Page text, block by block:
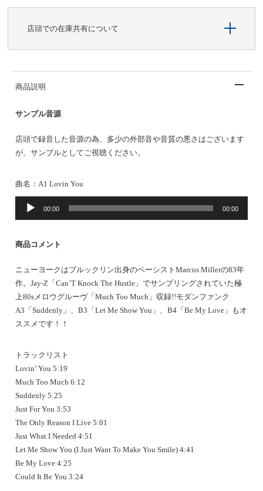
店頭での在庫共有について
商品説明
サンプル音源
店頭で録音した音源の為、多少の外部音や音質の悪さはございます
が、サンプルとしてご視聴ください。
曲名： A1 Lovin You
音
ー
ー
00:00 00:00
商品コメント
ニューヨークはブルックリン出身のベーシストMarcus Millerの83年
作。Jay-Z「Can’T Knock The Hustle」でサンプリングされていた極
上80sメロウグルーヴ「Much Too Much」収録!!モダンファンク
A3「Suddenly」、B3「Let Me Show You」、B4「Be My Love」もオ
ススメです！！
トラックリスト
Lovin’ You 5:19
Much Too Much 6:12
Suddenly 5:25
Just For You 3:53
The Only Reason I Live 5:01
Just What I Needed 4:51
Let Me Show You (I Just Want To Make You Smile) 4:41
Be My Love 4:25
Could It Be You 3:24